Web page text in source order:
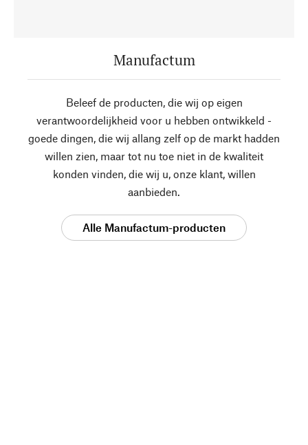
Manufactum
Beleef de producten, die wij op eigen
verantwoordelijkheid voor u hebben ontwikkeld -
goede dingen, die wij allang zelf op de markt hadden
willen zien, maar tot nu toe niet in de kwaliteit
konden vinden, die wij u, onze klant, willen
aanbieden.
Alle Manufactum-producten